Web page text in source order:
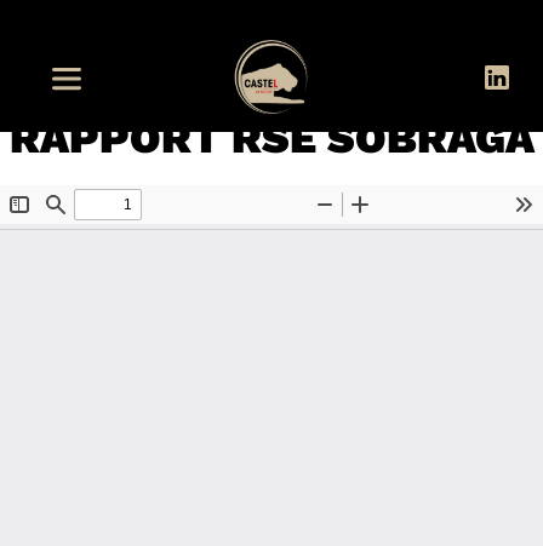
RAPPORT RSE SOBRAGA